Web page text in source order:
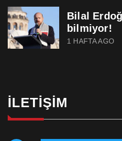
Bilal
bilmiyor!
1 HAFTA AGO
İLETIŞIM